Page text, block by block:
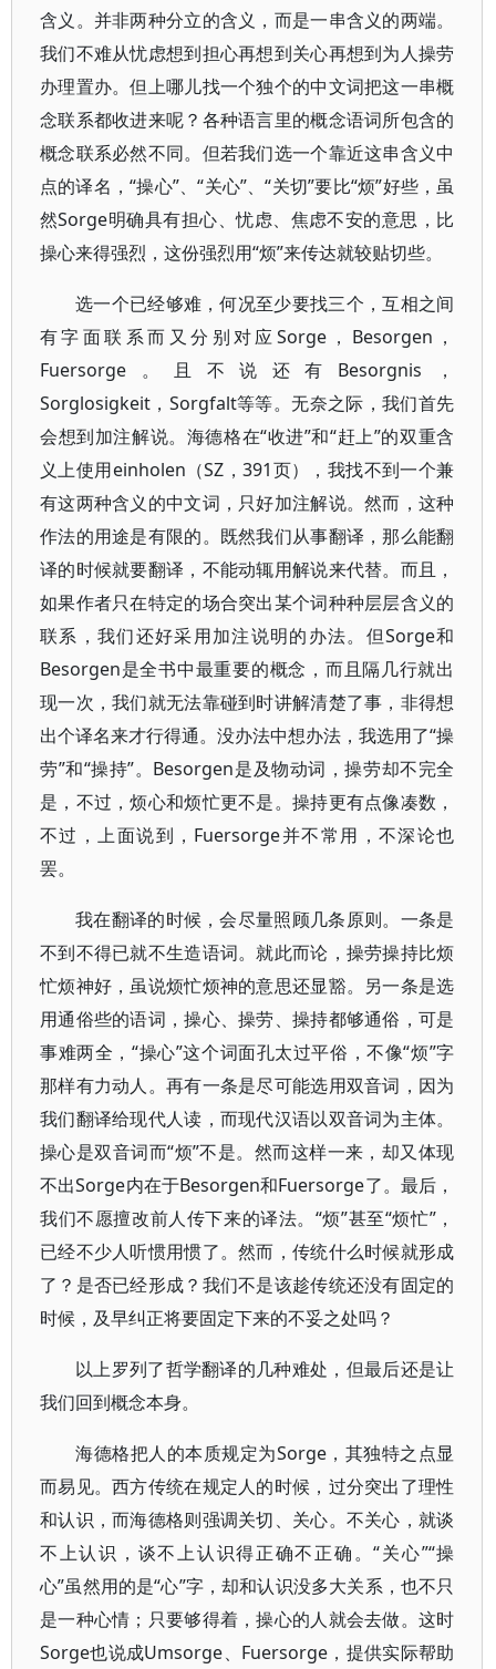
含义。并非两种分立的含义，而是一串含义的两端。
我们不难从忧虑想到担心再想到关心再想到为人操劳
办理置办。但上哪儿找一个独个的中文词把这一串概
念联系都收进来呢？各种语言里的概念语词所包含的
概念联系必然不同。但若我们选一个靠近这串含义中
点的译名，“操心”、“关心”、“关切”要比“烦”好些，虽
然Sorge明确具有担心、忧虑、焦虑不安的意思，比
操心来得强烈，这份强烈用“烦”来传达就较贴切些。
选一个已经够难，何况至少要找三个，互相之间
有字面联系而又分别对应Sorge，Besorgen，
Fuersorge。且不说还有Besorgnis，
Sorglosigkeit，Sorgfalt等等。无奈之际，我们首先
会想到加注解说。海德格在“收进”和“赶上”的双重含
义上使用einholen（SZ，391页），我找不到一个兼
有这两种含义的中文词，只好加注解说。然而，这种
作法的用途是有限的。既然我们从事翻译，那么能翻
译的时候就要翻译，不能动辄用解说来代替。而且，
如果作者只在特定的场合突出某个词种种层层含义的
联系，我们还好采用加注说明的办法。但Sorge和
Besorgen是全书中最重要的概念，而且隔几行就出
现一次，我们就无法靠碰到时讲解清楚了事，非得想
出个译名来才行得通。没办法中想办法，我选用了“操
劳”和“操持”。Besorgen是及物动词，操劳却不完全
是，不过，烦心和烦忙更不是。操持更有点像凑数，
不过，上面说到，Fuersorge并不常用，不深论也
罢。
我在翻译的时候，会尽量照顾几条原则。一条是
不到不得已就不生造语词。就此而论，操劳操持比烦
忙烦神好，虽说烦忙烦神的意思还显豁。另一条是选
用通俗些的语词，操心、操劳、操持都够通俗，可是
事难两全，“操心”这个词面孔太过平俗，不像“烦”字
那样有力动人。再有一条是尽可能选用双音词，因为
我们翻译给现代人读，而现代汉语以双音词为主体。
操心是双音词而“烦”不是。然而这样一来，却又体现
不出Sorge内在于Besorgen和Fuersorge了。最后，
我们不愿擅改前人传下来的译法。“烦”甚至“烦忙”，
已经不少人听惯用惯了。然而，传统什么时候就形成
了？是否已经形成？我们不是该趁传统还没有固定的
时候，及早纠正将要固定下来的不妥之处吗？
以上罗列了哲学翻译的几种难处，但最后还是让
我们回到概念本身。
海德格把人的本质规定为Sorge，其独特之点显
而易见。西方传统在规定人的时候，过分突出了理性
和认识，而海德格则强调关切、关心。不关心，就谈
不上认识，谈不上认识得正确不正确。“关心”“操
心”虽然用的是“心”字，却和认识没多大关系，也不只
是一种心情；只要够得着，操心的人就会去做。这时
Sorge也说成Umsorge、Fuersorge，提供实际帮助